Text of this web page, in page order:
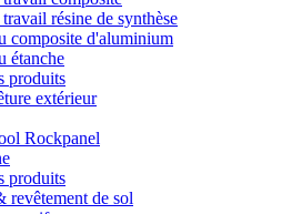
résine de synthèse
composite d'aluminium
étanche
produits
extérieur
Rockpanel
produits
revêtement de sol